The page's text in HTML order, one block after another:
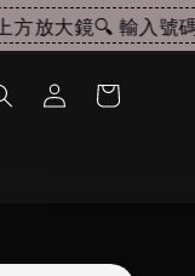
大鏡🔍 輸入號碼